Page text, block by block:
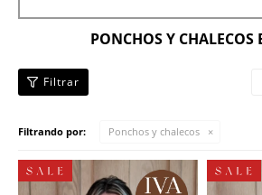
PONCHOS Y CHALECOS
Filtrando por: Ponchos y chalecos